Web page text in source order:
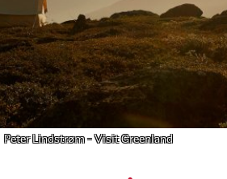
Peter Lindstrøm - Visit Greenland